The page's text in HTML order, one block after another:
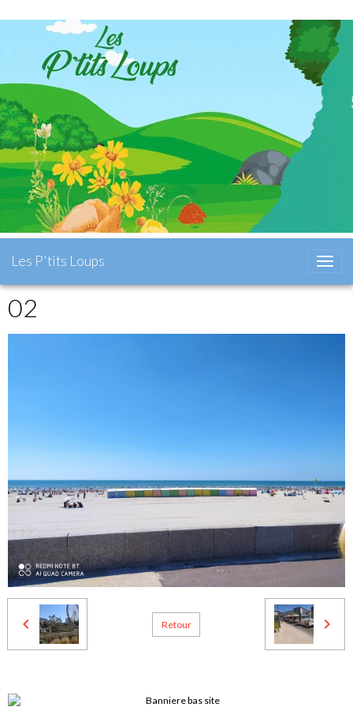
Les P'tits Loups
02
Retour